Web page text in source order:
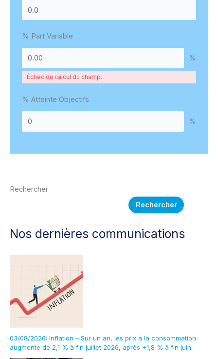
% Part Variable
%
Échec du calcul du champ.
% Atteinte Objectifs
%
Rechercher
Rechercher
Nos dernières communications
03/08/2026: Inflation – Sur un an, les prix à la consommation
augmente de 2,1 % à fin juillet 2026, après +1,8 % à fin juin